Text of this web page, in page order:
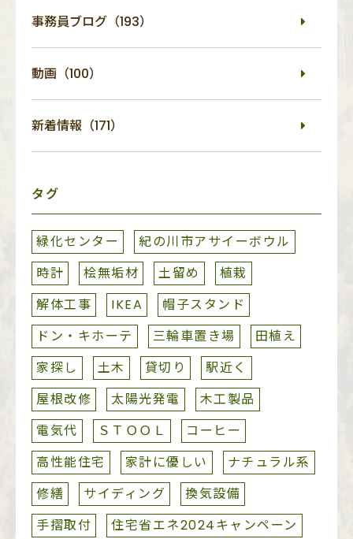
事務員ブログ（193）
動画（100）
新着情報（171）
タグ
緑化センター
紀の川市アサイーボウル
時計
桧無垢材 土留め
植栽
解体工事
IKEA
帽子スタンド
ドン・キホーテ
三輪車置き場
田植え
家探し
土木 貸切り
駅近く
屋根改修
太陽光発電
木工製品
電気代
ＳＴＯＯＬ
コーヒー
高性能住宅
家計に優しい
ナチュラル系
修繕
サイディング
換気設備
手摺取付
住宅省エネ2024キャンペーン